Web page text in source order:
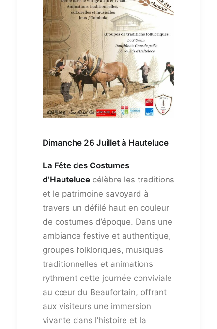
Dimanche 26 Juillet à Hauteluce
La Fête des Costumes
d’Hauteluce célèbre les traditions
et le patrimoine savoyard à
travers un défilé haut en couleur
de costumes d’époque. Dans une
ambiance festive et authentique,
groupes folkloriques, musiques
traditionnelles et animations
rythment cette journée conviviale
au cœur du Beaufortain, offrant
aux visiteurs une immersion
vivante dans l’histoire et la